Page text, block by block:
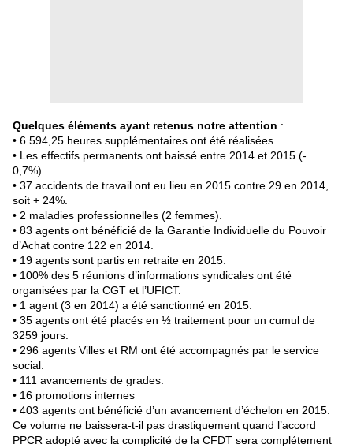
Quelques éléments ayant retenus notre attention :
• 6 594,25 heures supplémentaires ont été réalisées.
• Les effectifs permanents ont baissé entre 2014 et 2015 (-
0,7%).
• 37 accidents de travail ont eu lieu en 2015 contre 29 en 2014,
soit + 24%.
• 2 maladies professionnelles (2 femmes).
• 83 agents ont bénéficié de la Garantie Individuelle du Pouvoir
d’Achat contre 122 en 2014.
• 19 agents sont partis en retraite en 2015.
• 100% des 5 réunions d’informations syndicales ont été
organisées par la CGT et l’UFICT.
• 1 agent (3 en 2014) a été sanctionné en 2015.
• 35 agents ont été placés en ½ traitement pour un cumul de
3259 jours.
• 296 agents Villes et RM ont été accompagnés par le service
social.
• 111 avancements de grades.
• 16 promotions internes
• 403 agents ont bénéficié d’un avancement d’échelon en 2015.
Ce volume ne baissera-t-il pas drastiquement quand l’accord
PPCR adopté avec la complicité de la CFDT sera complétement